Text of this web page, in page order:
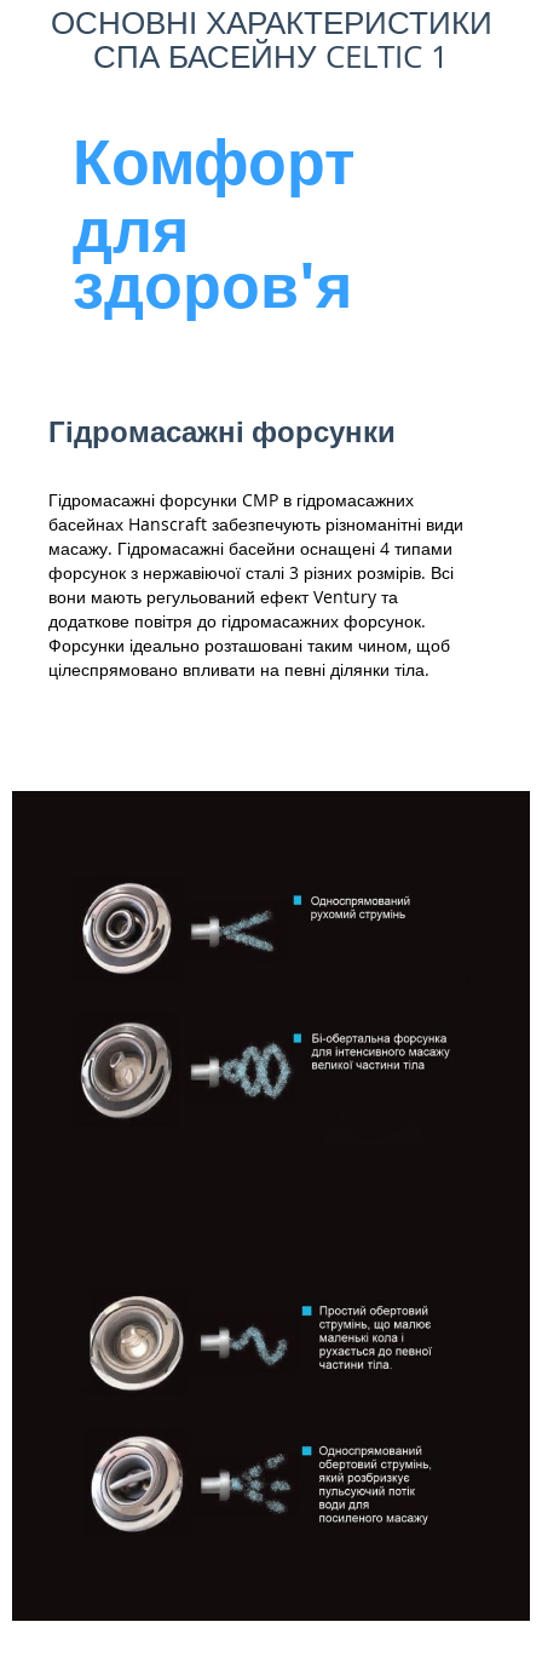
ОСНОВНІ ХАРАКТЕРИСТИКИ
СПА БАСЕЙНУ CELTIC 1
Комфорт
для
здоров'я
Гідромасажні форсунки
Гідромасажні форсунки CMP в гідромасажних
басейнах Hanscraft забезпечують різноманітні види
масажу. Гідромасажні басейни оснащені 4 типами
форсунок з нержавіючої сталі 3 різних розмірів. Всі
вони мають регульований ефект Ventury та
додаткове повітря до гідромасажних форсунок.
Форсунки ідеально розташовані таким чином, щоб
цілеспрямовано впливати на певні ділянки тіла.